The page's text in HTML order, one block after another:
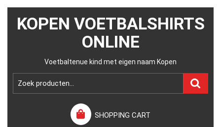
KOPEN VOETBALSHIRTS
ONLINE
Voetbaltenue kind met eigen naam Kopen
SHOPPING CART